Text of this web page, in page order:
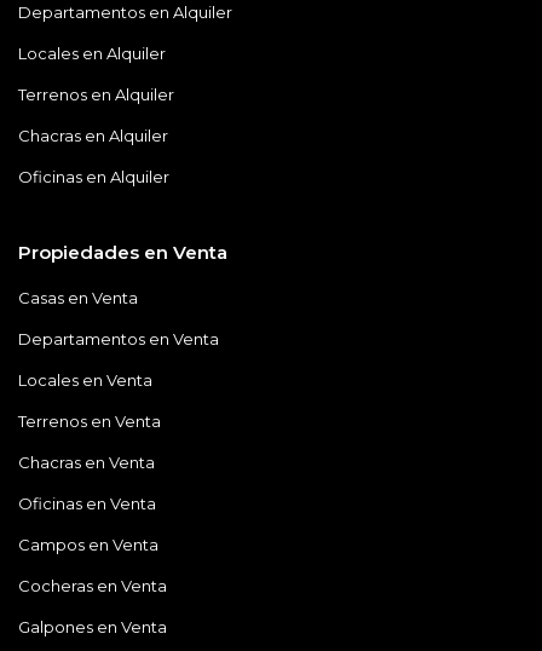
Departamentos en Alquiler
Locales en Alquiler
Terrenos en Alquiler
Chacras en Alquiler
Oficinas en Alquiler
Propiedades en Venta
Casas en Venta
Departamentos en Venta
Locales en Venta
Terrenos en Venta
Chacras en Venta
Oficinas en Venta
Campos en Venta
Cocheras en Venta
Galpones en Venta